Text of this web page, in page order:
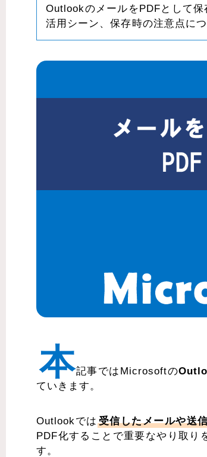
OutlookのメールをPDFとして
活用シーン、保存時の注意点に
本記事ではMicrosoftの
ていきます。
Outlookでは 受信したメールや送
PDF化することで重要なやり取り
す。